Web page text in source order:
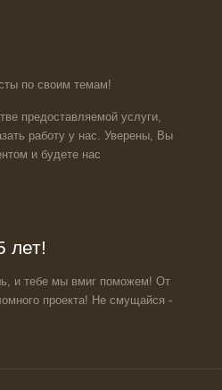
по своим темам!
предоставляемой услуги,
работу у нас. Уверены, Вы
и будете нас
лет!
и тебе мы вмиг поможем! От
проекта! Не смущайся -